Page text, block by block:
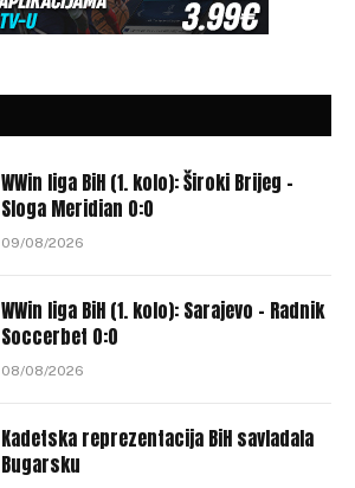
WWin liga BiH (1. kolo): Široki Brijeg –
Sloga Meridian 0:0
09/08/2026
WWin liga BiH (1. kolo): Sarajevo – Radnik
Soccerbet 0:0
08/08/2026
Kadetska reprezentacija BiH savladala
Bugarsku